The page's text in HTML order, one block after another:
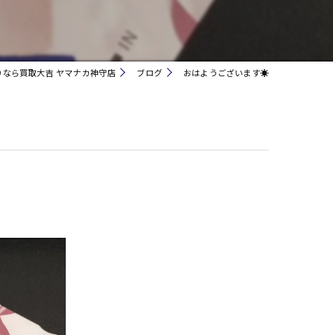
遺品整理・終活
ら買取大吉 ヤマナカ神守店 ブログ おはようございます☀